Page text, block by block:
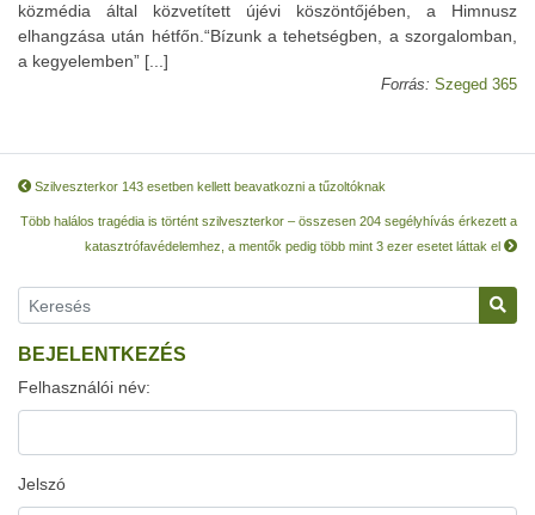
közmédia által közvetített újévi köszöntőjében, a Himnusz
elhangzása után hétfőn.“Bízunk a tehetségben, a szorgalomban,
a kegyelemben” [...]
Forrás: Szeged 365
Szilveszterkor 143 esetben kellett beavatkozni a tűzoltóknak
Több halálos tragédia is történt szilveszterkor – összesen 204 segélyhívás érkezett a
katasztrófavédelemhez, a mentők pedig több mint 3 ezer esetet láttak el
BEJELENTKEZÉS
Felhasználói név:
Jelszó